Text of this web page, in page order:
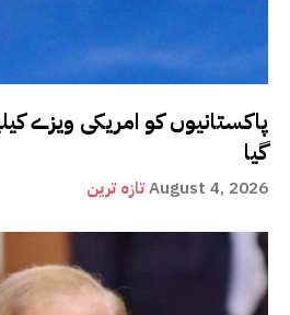
پاکستانیوں کو امریکی ویزے
گیا
تازہ ترینAugust 4, 2026